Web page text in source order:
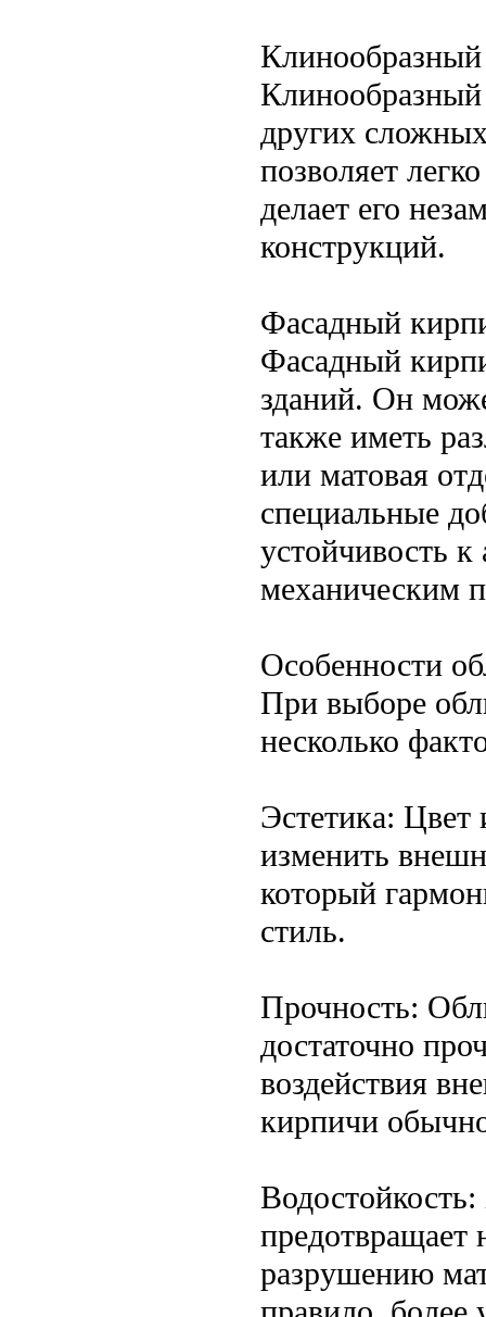
Клинообразный
других
позволяет
делает его
конструкций.
Фасадный
Фасадный
зданий. Он
также иметь
или матовая
специальные
устойчивость
механическим
Особенности
При выборе
несколько
Эстетика: Цвет
изменить
который
стиль.
Прочность:
достаточно
воздействия
кирпичи
предотвращает
разрушению